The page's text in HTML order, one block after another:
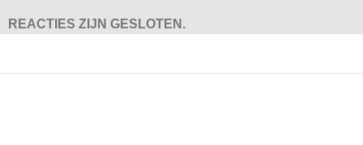
REACTIES ZIJN GESLOTEN.